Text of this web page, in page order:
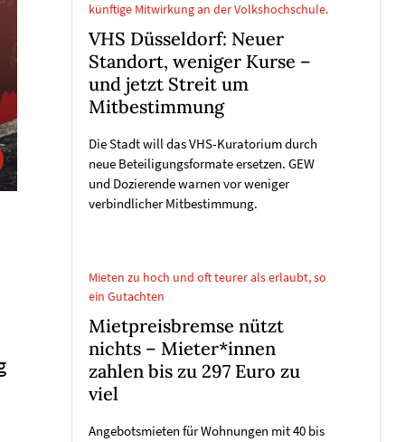
künftige Mitwirkung an der Volkshochschule.
VHS Düsseldorf: Neuer
Standort, weniger Kurse –
und jetzt Streit um
Mitbestimmung
Die Stadt will das VHS-Kuratorium durch
neue Beteiligungsformate ersetzen. GEW
und Dozierende warnen vor weniger
verbindlicher Mitbestimmung.
Mieten zu hoch und oft teurer als erlaubt, so
ein Gutachten
Mietpreisbremse nützt
nichts – Mieter*innen
zahlen bis zu 297 Euro zu
viel
Angebotsmieten für Wohnungen mit 40 bis